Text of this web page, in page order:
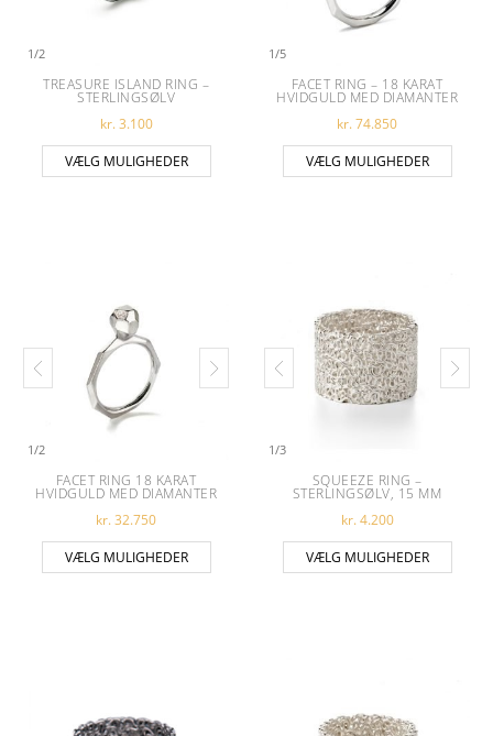
1/2
TREASURE ISLAND RING –
STERLINGSØLV
kr.3.100
VÆLG MULIGHEDER
Dette vare har flere varianter.
1/5
FACET RING – 18 KARAT
HVIDGULD MED DIAMANTER
kr.74.850
VÆLG MULIGHEDER
1/2
FACET RING 18 KARAT
HVIDGULD MED DIAMANTER
kr.32.750
VÆLG MULIGHEDER
Dette vare har flere varianter.
1/3
SQUEEZE RING –
STERLINGSØLV, 15 MM
kr.4.200
VÆLG MULIGHEDER